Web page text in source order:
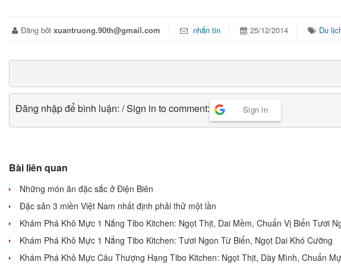
Đăng bởi xuantruong.90th@gmail.com nhắn tin 25/12/2014 Du
Đăng nhập để bình luận: / Sign in to comment: Sign in
Bài liên quan
Những món ăn đặc sắc ở Điện Biên
Đặc sản 3 miền Việt Nam nhất định phải thử một lần
Khám Phá Khô Mực 1 Nắng Tibo Kitchen: Ngọt Thịt, Dai Mềm, Chuẩn Vị Biển Tươi
Khám Phá Khô Mực 1 Nắng Tibo Kitchen: Tươi Ngon Từ Biển, Ngọt Dai Khó Cưỡng
Khám Phá Khô Mực Câu Thượng Hạng Tibo Kitchen: Ngọt Thịt, Dày Mình, Chuẩn